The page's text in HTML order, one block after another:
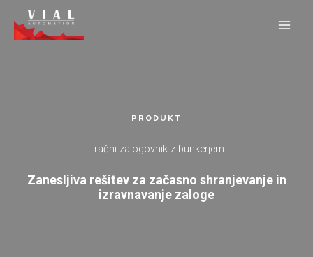
PRODUKT
Tračni zalogovnik z bunkerjem
Zanesljiva rešitev za začasno shranjevanje in
izravnavanje zaloge